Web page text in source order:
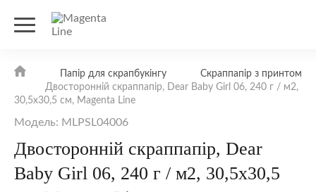
Папір для скрапбукінгу
Скраппапір з принтом
Двосторонній скраппапір, Dear Baby Girl 06, 240 г / м2,
30,5х30,5 см, Magenta Line
Модель: MLPSL04006
Двосторонній скраппапір, Dear
Baby Girl 06, 240 г / м2, 30,5х30,5